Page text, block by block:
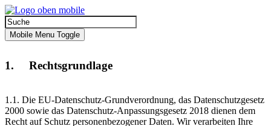
Mobile Menu Toggle
1. Rechtsgrundlage
1.1. Die EU-Datenschutz-Grundverordnung, das Datenschutzgesetz
2000 sowie das Datenschutz-Anpassungsgesetz 2018 dienen dem
Recht auf Schutz personenbezogener Daten. Wir verarbeiten Ihre